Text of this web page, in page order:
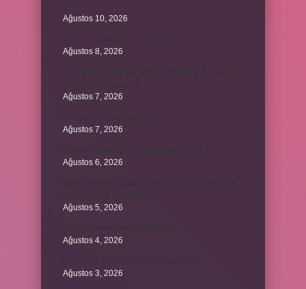
Ağustos 10, 2026
Ağustos 8, 2026
Ağustos 7, 2026
Ağustos 7, 2026
Ağustos 6, 2026
Ağustos 5, 2026
Ağustos 4, 2026
Ağustos 3, 2026